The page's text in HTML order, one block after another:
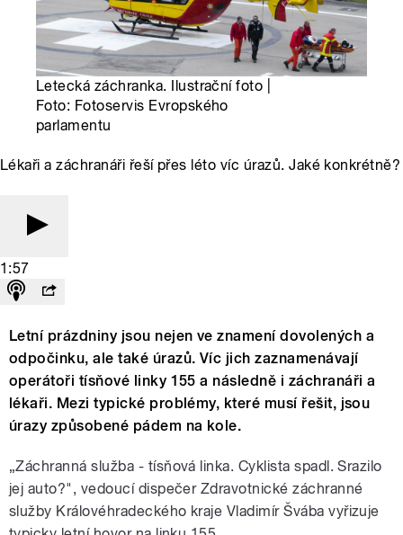
Letecká záchranka. Ilustrační foto |
Foto: Fotoservis Evropského
parlamentu
Lékaři a záchranáři řeší přes léto víc úrazů. Jaké konkrétně?
1:57
Letní prázdniny jsou nejen ve znamení dovolených a
odpočinku, ale také úrazů. Víc jich zaznamenávají
operátoři tísňové linky 155 a následně i záchranáři a
lékaři. Mezi typické problémy, které musí řešit, jsou
úrazy způsobené pádem na kole.
„Záchranná služba - tísňová linka. Cyklista spadl. Srazilo
jej auto?", vedoucí dispečer Zdravotnické záchranné
služby Královéhradeckého kraje Vladimír Švába vyřizuje